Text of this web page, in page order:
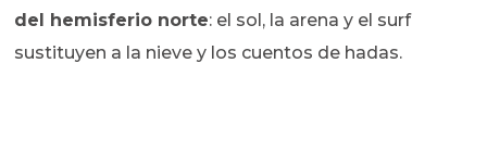
del hemisferio norte: el sol, la arena y el surf
sustituyen a la nieve y los cuentos de hadas.